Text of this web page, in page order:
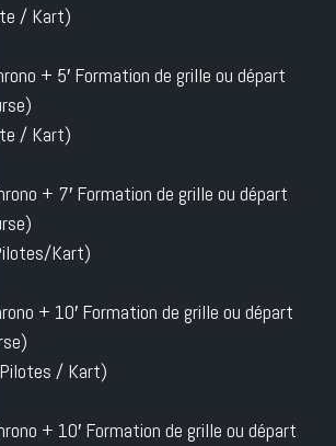
/ Kart)
+ 5′ Formation de grille ou départ
/ Kart)
+ 7′ Formation de grille ou départ
Kart)
+ 10′ Formation de grille ou départ
/ Kart)
+ 10′ Formation de grille ou départ